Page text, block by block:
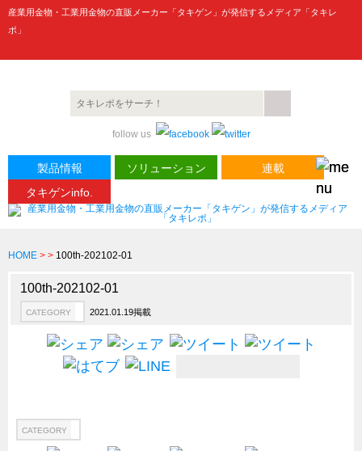
CATEGORY 製品情報
新製品ロケットニュース
ピックアップ製品
製品開発秘話
モニターアーム
CATEGORY ソリューション
SDGs配慮・脱炭素
産業用金物・工業用金物の直販メーカー「タキゲン」が発信するメディア「タキレ
ポ」
follow us
製品情報 ソリューション
連載
タキゲンinfo.
HOME > > 100th-202102-01
100th-202102-01
CATEGORY 2021.01.19掲載
CATEGORY